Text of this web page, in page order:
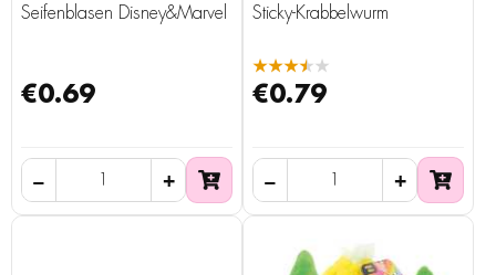
Seifenblasen Disney&Marvel
€0.69
Sticky-Krabbelwurm
★★★★★
€0.79